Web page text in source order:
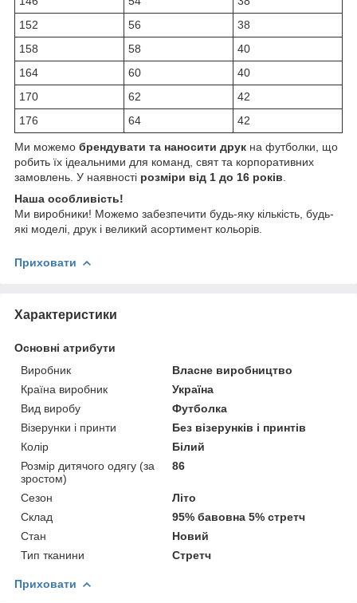
152
56
38
158
58
40
164
60
40
170
62
42
176
64 42
Ми можемо брендувати та наносити друк на футболки, що
робить їх ідеальними для команд, свят та корпоративних
замовлень. У наявності розміри від 1 до 16 років
Наша особливість!
Ми виробники! Можемо забезпечити будь-яку кількість, будь-
які моделі, друк і великий асортимент кольорів.
Приховати
Характеристики
Основні атрибути
Виробник
Власне виробництво
Країна виробник
Україна
Вид виробу
Футболка
Візерунки і принти
Без візерунків і принтів
Колір
Білий
Розмір дитячого одягу (за
зростом)
86
Сезон
Літо
Склад
95% бавовна 5% стретч
Стан
Новий
Тип тканини
Стретч
Приховати